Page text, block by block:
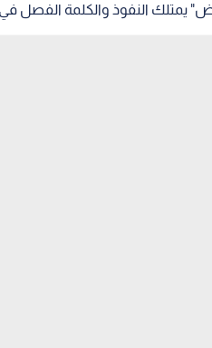
يمتلك النفوذ والكلمة الفصل في